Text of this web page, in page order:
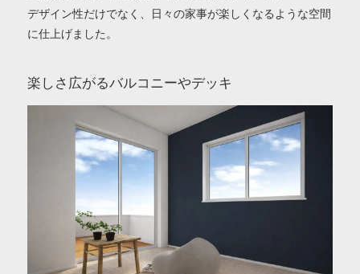
デザイン性だけでなく、日々の家事が楽しくなるような空間
に仕上げました。
楽しさ広がるバルコニーやデッキ